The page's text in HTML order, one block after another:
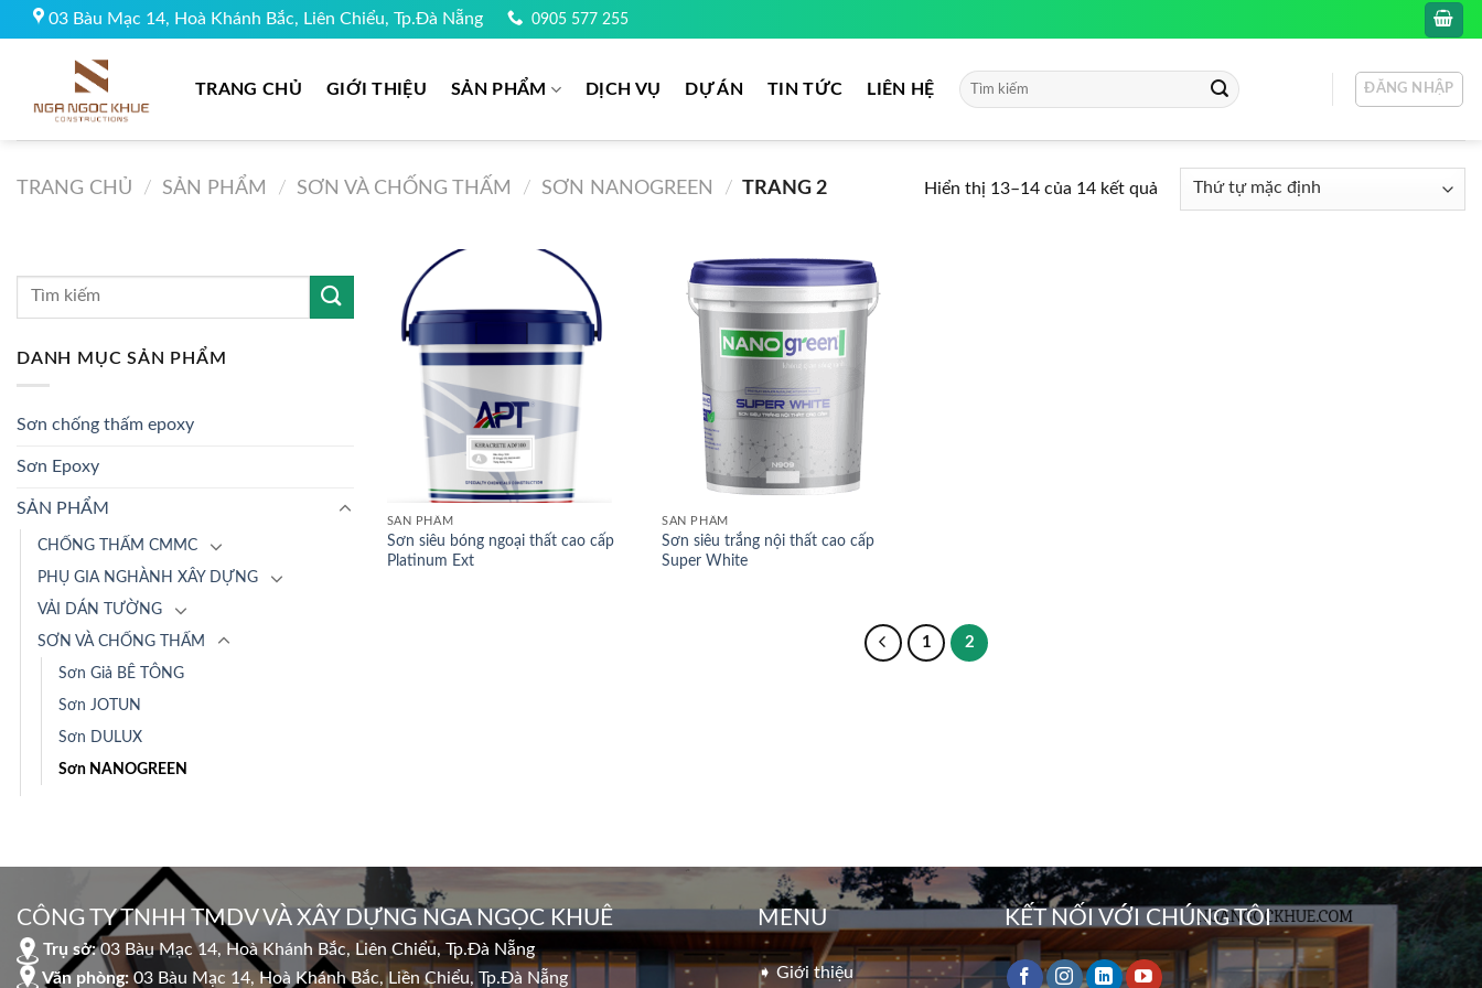
to
03 Bàu Mạc 14, Hoà Khánh Bắc, Liên Chiểu, Tp.Đà Nẵng 0905 577 255
TRANG CHỦ GIỚI THIỆU SẢN PHẨM DỊCH VỤ DỰ ÁN TIN TỨC LIÊN HỆ
Tìm
kiếm:
ĐĂNG NHẬP
TRANG CHỦ / SẢN PHẨM / SƠN VÀ CHỐNG THẤM / SƠN NANOGREEN / TRANG 2 Hiển thị 13–14 của 14 kết quả
Tìm
DANH MỤC SẢN PHẨM
Sơn chống thấm epoxy
Sơn Epoxy
SẢN PHẨM
CHỐNG THẤM CMMC
PHỤ GIA NGHÀNH XÂY DỰNG
VẢI DÁN TƯỜNG
SƠN VÀ CHỐNG THẤM
Sơn Giả BÊ TÔNG
Sơn JOTUN
Sơn DULUX
Sơn NANOGREEN
SẢN PHẨM
Sơn siêu bóng ngoại thất cao cấp
Platinum Ext
SẢN PHẨM
Sơn siêu trắng nội thất cao cấp
Super White
1 2
CÔNG TY TNHH TMDV VÀ XÂY DỰNG NGA NGỌC KHUÊ
Trụ sở:03 Bàu Mạc 14, Hoà Khánh Bắc, Liên Chiểu, Tp.Đà Nẵng
Văn phòng:03 Bàu Mạc 14, Hoà Khánh Bắc, Liên Chiểu, Tp.Đà Nẵng
MENU
➧ Giới thiệu
KẾT NỐI VỚI CHÚNG TÔI